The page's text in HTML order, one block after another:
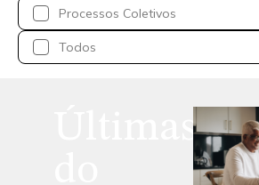
Processos Coletivos
Todos
Últimas